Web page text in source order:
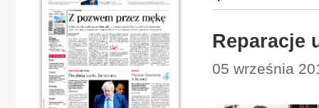
Reparacje
05 września